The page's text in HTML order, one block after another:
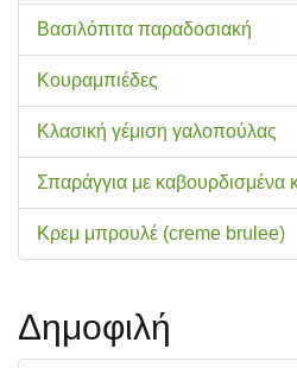
Βασιλόπιτα παραδοσιακή
Κουραμπιέδες
Κλασική γέμιση γαλοπούλας
Σπαράγγια με καβουρδισμένα
Κρεμ μπρουλέ (creme brulee)
Δημοφιλή